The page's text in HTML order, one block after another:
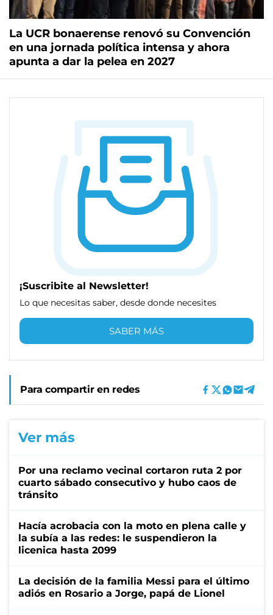
La UCR bonaerense renovó su Convención
en una jornada política intensa y ahora
apunta a dar la pelea en 2027
¡Suscribite al Newsletter!
Lo que necesitas saber, desde donde necesites
SABER MÁS
Para compartir en redes
Ver más
Por una reclamo vecinal cortaron ruta 2 por
cuarto sábado consecutivo y hubo caos de
tránsito
Hacía acrobacia con la moto en plena calle y
la subía a las redes: le suspendieron la
licenica hasta 2099
La decisión de la familia Messi para el último
adiós en Rosario a Jorge, papá de Lionel